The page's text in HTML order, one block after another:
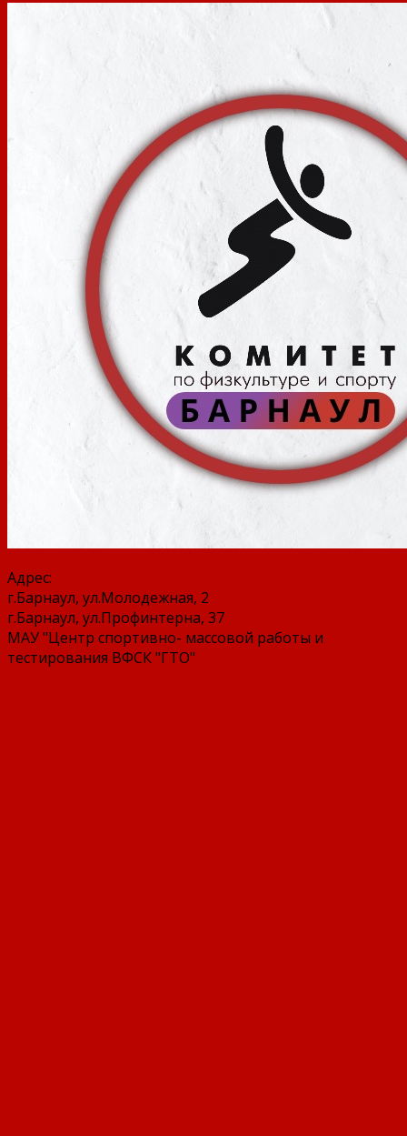
Адрес:
г.Барнаул, ул.Молодежная, 2
г.Барнаул, ул.Профинтерна, 37
МАУ "Центр спортивно- массовой работы и
тестирования ВФСК "ГТО"